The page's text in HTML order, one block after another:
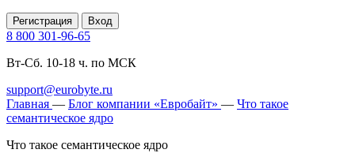
Регистрация Вход
8 800 301-96-65
Вт-Сб. 10-18 ч. по МСК
support@eurobyte.ru
Главная — Блог компании «Евробайт» — Что такое
семантическое ядро
Что такое семантическое ядро